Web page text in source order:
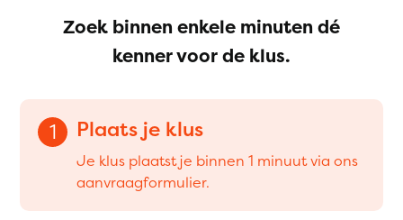
Zoek binnen enkele minuten dé
kenner voor de klus.
1 Plaats je klus
Je klus plaatst je binnen 1 minuut via ons
aanvraagformulier.